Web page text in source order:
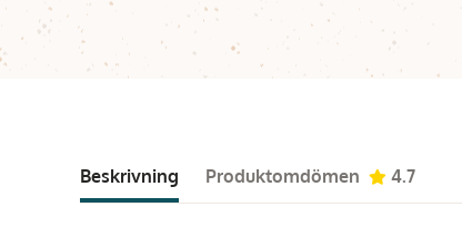
Beskrivning Produktomdömen 4.7